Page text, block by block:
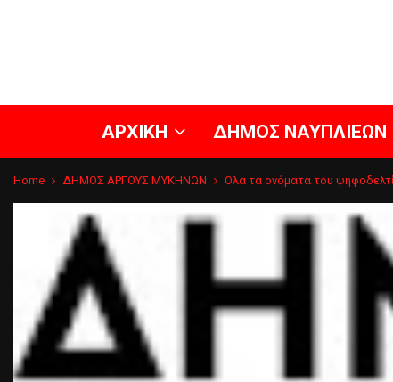
ΑΡΧΙΚΗ ΔΗΜΟΣ ΝΑΥΠΛΙΕΩΝ
Home ΔΗΜΟΣ ΑΡΓΟΥΣ ΜΥΚΗΝΩΝ Όλα τα ονόματα του